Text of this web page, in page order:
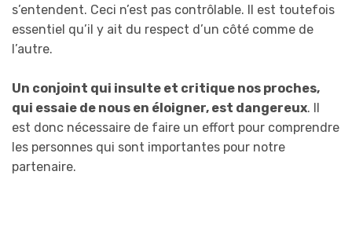
s’entendent. Ceci n’est pas contrôlable. Il est toutefois
essentiel qu’il y ait du respect d’un côté comme de
l’autre.
Un conjoint qui insulte et critique nos proches,
qui essaie de nous en éloigner, est dangereux. Il
est donc nécessaire de faire un effort pour comprendre
les personnes qui sont importantes pour notre
partenaire.